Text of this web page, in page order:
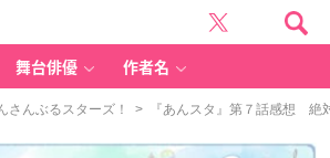
舞台俳優 作者名
さんぶるスターズ！ > 『あんスタ』第７話感想 絶